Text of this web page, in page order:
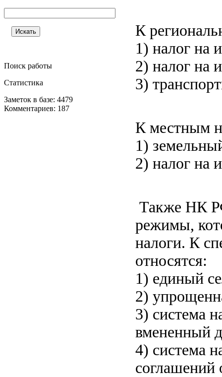
Поиск работы
Статистика
Заметок в базе: 4479
Комментариев: 187
К
1) налог на
2) налог на
3)
К местным
1)
2) налог на
Также НК
режимы,
налоги. К
относятся:
1) единый
2)
3) система
вмененный
4) система
соглашений